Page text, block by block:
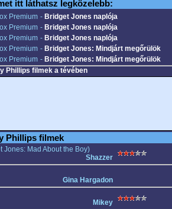
itt láthatsz legközelebb:
Premium - Bridget Jones naplója
Premium - Bridget Jones naplója
Premium - Bridget Jones naplója
Premium - Bridget Jones: Mindjárt megőrülök
Premium - Bridget Jones: Mindjárt megőrülök
Phillips filmek a tévében
Phillips filmek
Jones: Mad About the Boy)
Shazzer
Gina Hargadon
Mikey